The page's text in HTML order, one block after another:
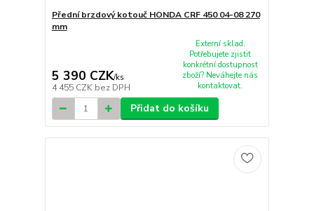
Přední brzdový kotouč HONDA CRF 450 04-08 270
mm
5 390 CZK/ks
4 455 CZK bez DPH
Externí sklad.
Potřebujete zjistit
konkrétní dostupnost
zboží? Neváhejte nás
kontaktovat.
Přidat do košíku